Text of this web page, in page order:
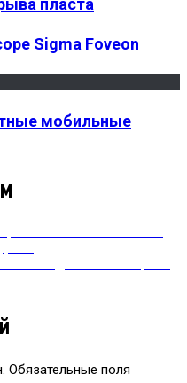
пласта
Sigma Foveon
мобильные
Обязательные поля